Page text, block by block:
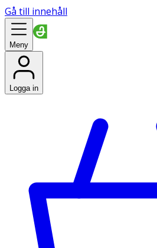
Gå till innehåll
Meny
Logga in